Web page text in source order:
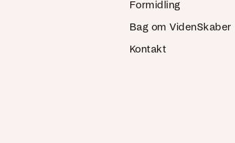
Formidling
Bag om VidenSkaber
Kontakt